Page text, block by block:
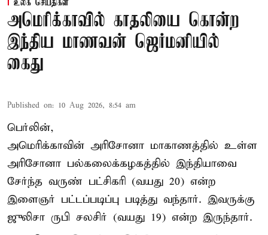
உலக செய்திகள்
அமெரிக்காவில் காதலியை கொன்ற
இந்திய மாணவன் ஜெர்மனியில்
கைது
Published on: 10 Aug 2026, 8:54 am
பெர்லின்,
அமெரிக்காவின் அரிசோனா மாகாணத்தில் உள்ள
அரிசோனா பல்கலைக்கழகத்தில் இந்தியாவை
சேர்ந்த வருண் பட்சிகரி (வயது 20) என்ற
இளைஞர் பட்டப்படிப்பு படித்து வந்தார். இவருக்கு
ஜுலிசா ருபி சலசிர் (வயது 19) என்ற இருந்தார்.